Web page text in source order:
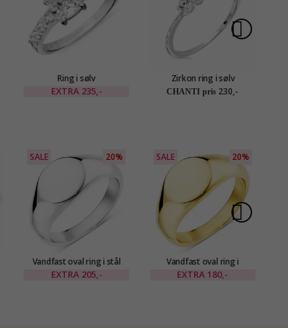
Ring i sølv
EXTRA 235,-
Zirkon ring i sølv
CHANTI pris 230,-
SALE 20%
Vandfast oval ring i stål
EXTRA 205,-
SALE 20%
Vandfast oval ring i
forgyldt stål
EXTRA 180,-